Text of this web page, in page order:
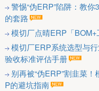
警惕“伪ERP”陷阱：教
的套路
模切厂点晴ERP「
模切厂ERP系统选型与
验收标准评估手册
别再被“伪ERP”割韭菜
P的避坑指南